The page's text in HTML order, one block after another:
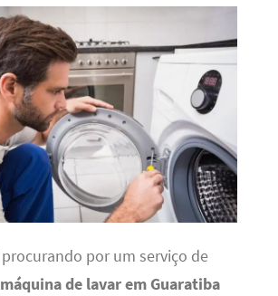
procurando por um serviço de
de lavar em Guaratiba